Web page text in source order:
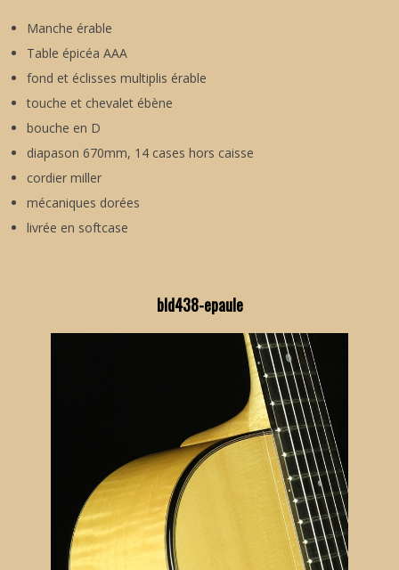
Manche érable
Table épicéa AAA
fond et éclisses multiplis érable
touche et chevalet ébène
bouche en D
diapason 670mm, 14 cases hors caisse
cordier miller
mécaniques dorées
livrée en softcase
bld438-epaule